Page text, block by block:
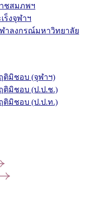
ชสมภพฯ
ร็งจุฬาฯ
าลงกรณ์มหาวิทยาลัย
ติมิชอบ (จุฬาฯ)
ติมิชอบ (ป.ป.ช.)
ติมิชอบ (ป.ป.ท.)